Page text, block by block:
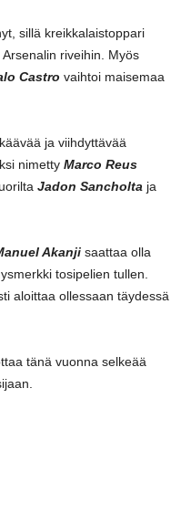
sillä kreikkalaistoppari
riveihin. Myös
Castro vaihtoi maisemaa
ja viihdyttävää
nimetty Marco Reus
Jadon Sancholta ja
Akanji saattaa olla
tosipelien tullen.
aloittaa ollessaan täydessä
tänä vuonna selkeää